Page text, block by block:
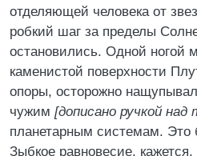
отделяющей человека от
робкий шаг за пределы
остановились. Одной ногой
каменистой поверхности
опоры, осторожно
чужим [дописано ручкой
планетарным системам. Это
Зыбкое равновесие, кажется,